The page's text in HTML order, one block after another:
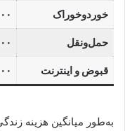
خوردوخوراک
حمل‌ونقل
قبوض و اینترنت